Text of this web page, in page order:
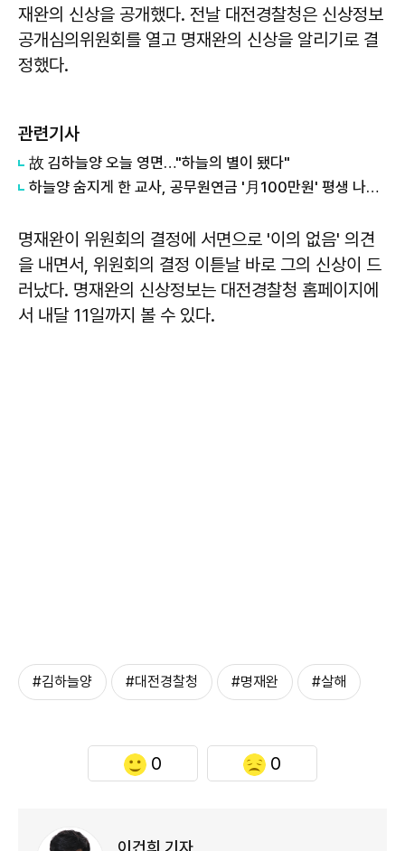
재완의 신상을 공개했다. 전날 대전경찰청은 신상정보
공개심의위원회를 열고 명재완의 신상을 알리기로 결
정했다.
관련기사
故 김하늘양 오늘 영면…"하늘의 별이 됐다"
하늘양 숨지게 한 교사, 공무원연금 '月100만원' 평생 나온다
명재완이 위원회의 결정에 서면으로 '이의 없음' 의견
을 내면서, 위원회의 결정 이튿날 바로 그의 신상이 드
러났다. 명재완의 신상정보는 대전경찰청 홈페이지에
서 내달 11일까지 볼 수 있다.
#김하늘양 #대전경찰청 #명재완 #살해
0 0